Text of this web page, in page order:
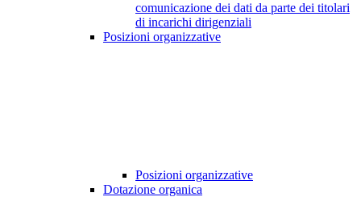
comunicazione dei dati da parte dei titolari
di incarichi dirigenziali
Posizioni organizzative
Posizioni organizzative
Dotazione organica